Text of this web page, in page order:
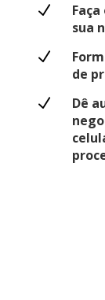
N
sua
N
de
N
Dê